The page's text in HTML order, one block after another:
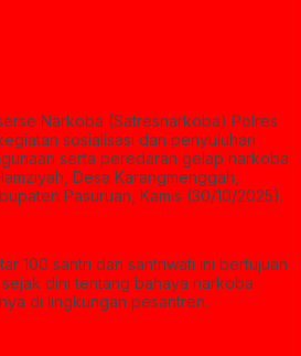
Narkoba (Satresnarkoba) Polres
sosialisasi dan penyuluhan
serta peredaran gelap narkoba
Desa Karangmenggah,
Pasuruan, Kamis (30/10/2025).
100 santri dan santriwati ini bertujuan
dini tentang bahaya narkoba
di lingkungan pesantren.